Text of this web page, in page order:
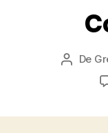
Autor
De